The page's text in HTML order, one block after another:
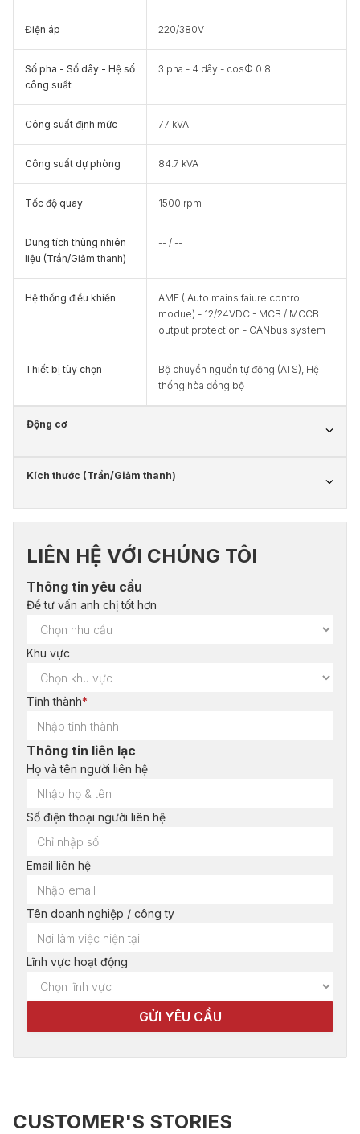
Điện áp 220/380V
Số pha - Số dây - Hệ số
công suất
3 pha - 4 dây - cosФ 0.8
Công suất định mức 77 kVA
Công suất dự phòng 84.7 kVA
Tốc độ quay 1500 rpm
Dung tích thùng nhiên
liệu (Trần/Giảm thanh)
-- / --
Hệ thống điều khiển
AMF ( Auto mains faiure contro
modue) - 12/24VDC - MCB / MCCB
output protection - CANbus system
Thiết bị tùy chọn
Bộ chuyển nguồn tự động (ATS), Hệ
thống hòa đồng bộ
Động cơ
Kích thước (Trần/Giảm thanh)
LIÊN HỆ VỚI CHÚNG TÔI
Thông tin yêu cầu
Để tư vấn anh chị tốt hơn
Khu vực
Tỉnh thành*
Thông tin liên lạc
Họ và tên người liên hệ
Số điện thoại người liên hệ
Email liên hệ
Tên doanh nghiệp / công ty
Lĩnh vực hoạt động
CUSTOMER'S STORIES